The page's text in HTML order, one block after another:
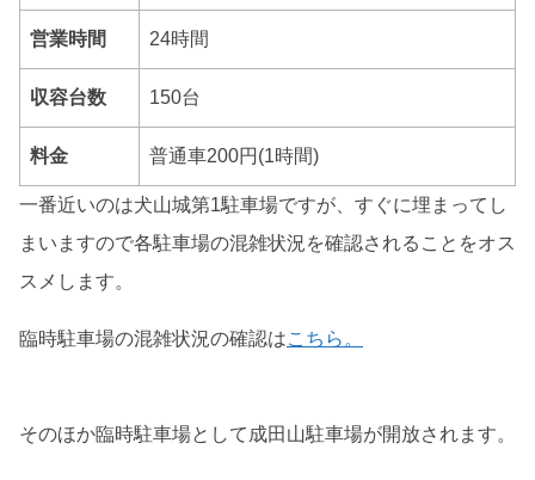
営業時間 24時間
収容台数 150台
料金 普通車200円(1時間)
一番近いのは犬山城第1駐車場ですが、すぐに埋まってし
まいますので各駐車場の混雑状況を確認されることをオス
スメします。
臨時駐車場の混雑状況の確認はこちら。
そのほか臨時駐車場として成田山駐車場が開放されます。